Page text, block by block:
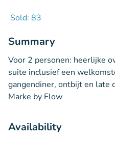
Sold: 83
Summary
Voor 2 personen: heerlijke
suite inclusief een
gangendiner, ontbijt en late
Marke by Flow
Availability